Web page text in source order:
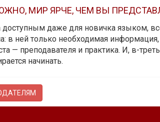
МИР ЯРЧЕ, ЧЕМ ВЫ
доступным даже для новичка языком,
в ней только необходимая информация,
— преподавателя и практика. И, в-
начинать.